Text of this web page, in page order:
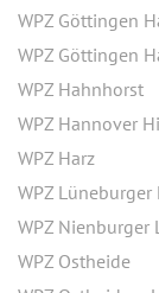
WPZ Göttingen
WPZ Göttingen
WPZ Hahnhorst
WPZ Hannover
WPZ Harz
WPZ Lüneburger
WPZ Nienburger
WPZ Ostheide